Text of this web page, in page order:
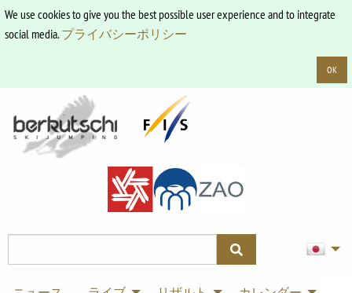
We use cookies to give you the best possible user experience and to integrate
social media.プライバシーポリシー
OK